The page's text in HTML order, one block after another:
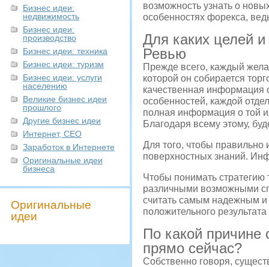
Бизнес идеи:
недвижимость
Бизнес идеи:
производство
Бизнес идеи: техника
Бизнес идеи: туризм
Бизнес идеи: услуги
населению
Великие бизнес идеи
прошлого
Другие бизнес идеи
Интернет, СЕО
Заработок в Интернете
Оригинальные идеи
бизнеса
Оригинальные
идеи
возможность узнать о
особенностях форекса,
Для каких целей
Ревью
Прежде всего, каждый
которой он собирается
качественная информация
особенностей, каждой
полная информация о той
Благодаря всему этому,
Для того, чтобы правильно
поверхностных знаний.
Чтобы понимать стратегию
различными возможными
считать самым надежным и
положительного
По какой причине
прямо сейчас?
Собственно говоря,